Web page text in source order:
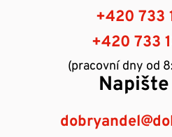
+420 733
+420 733
(pracovní dny od